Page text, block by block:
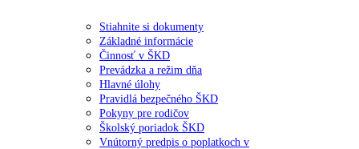
Stiahnite si dokumenty
Základné informácie
Činnosť v ŠKD
Prevádzka a režim dňa
Hlavné úlohy
Pravidlá bezpečného ŠKD
Pokyny pre rodičov
Školský poriadok ŠKD
Vnútorný predpis o poplatkoch v